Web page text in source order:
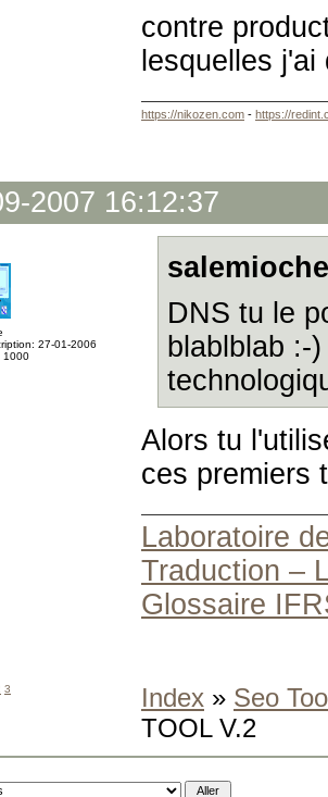
contre
lesquelles
https://nikozen.com - https://
2007 16:12:37
27-01-2006
1000
DNS tu le
blablblab :-
Alors tu
ces premiers
Laboratoire
Traduction –
Glossaire
3 Index » Seo
TOOL V.2